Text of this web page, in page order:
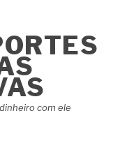
com ele